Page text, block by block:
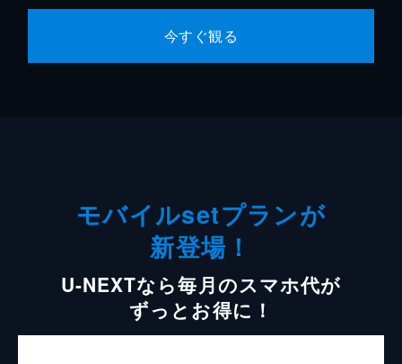
今すぐ観る
モバイルsetプランが
新登場！
U-NEXTなら毎月のスマホ代が
ずっとお得に！